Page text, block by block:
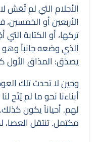
الأحلام التي لم تُعَش
الأربعين أو
تركها، أو الكتابة التي
الذي وضعه جانباً
يَصدُق: المذاق الأول
وحين لا تحدث تلك
أبناءنا نحو ما لم
لهم. أحياناً يكون
مكتمل. تنتقل العصا،